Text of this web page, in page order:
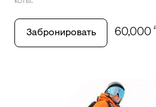
Забронировать 60,000 ₽